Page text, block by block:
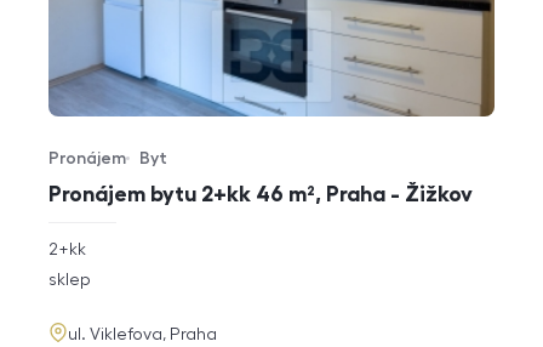
Pronájem bytu 2+kk 46 m², Praha - Žižkov
Typ nabídky
Pronájem
Typ nemovitosti
Byt
rozměry
2+kk
funkce
sklep
adresa
ul. Viklefova, Praha